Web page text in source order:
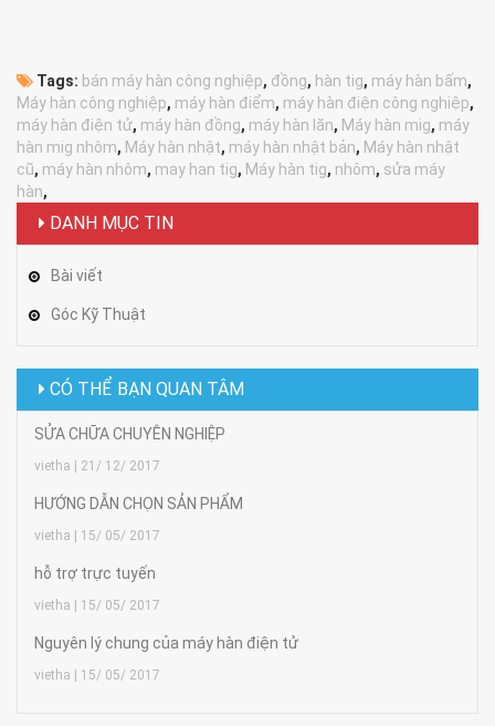
Tags: bán máy hàn công nghiệp, đồng, hàn tig, máy hàn bấm,
Máy hàn công nghiệp, máy hàn điểm, máy hàn điện công nghiệp,
máy hàn điện tử, máy hàn đồng, máy hàn lăn, Máy hàn mig, máy
hàn mig nhôm, Máy hàn nhật, máy hàn nhật bản, Máy hàn nhật
cũ, máy hàn nhôm, may han tig, Máy hàn tig, nhôm, sửa máy
hàn,
DANH MỤC TIN
Bài viết
Góc Kỹ Thuật
CÓ THỂ BẠN QUAN TÂM
SỬA CHỮA CHUYÊN NGHIỆP
vietha | 21/ 12/ 2017
HƯỚNG DẪN CHỌN SẢN PHẨM
vietha | 15/ 05/ 2017
hỗ trợ trực tuyến
vietha | 15/ 05/ 2017
Nguyên lý chung của máy hàn điện tử
vietha | 15/ 05/ 2017